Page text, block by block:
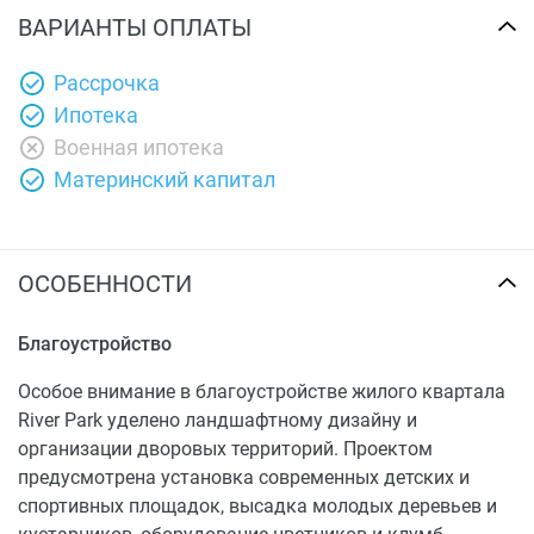
ВАРИАНТЫ ОПЛАТЫ
Рассрочка
Ипотека
Военная ипотека
Материнский капитал
ОСОБЕННОСТИ
Благоустройство
Особое внимание в благоустройстве жилого квартала
River Park уделено ландшафтному дизайну и
организации дворовых территорий. Проектом
предусмотрена установка современных детских и
спортивных площадок, высадка молодых деревьев и